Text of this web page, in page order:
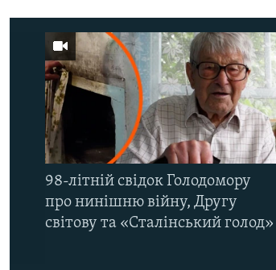
98-літній свідок Голодомору
про нинішню війну, Другу
світову та «Сталінський голод»